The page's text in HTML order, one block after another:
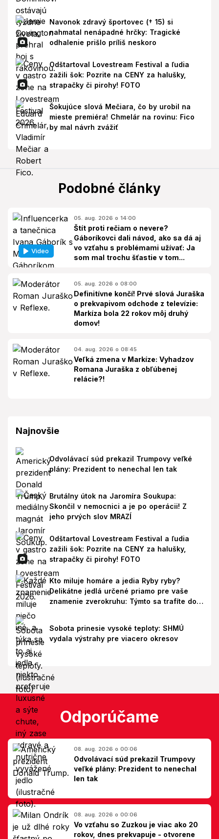
Navonok zdravý športovec († 15) si
nahmatal nenápadné hrčky: Tragické
odhalenie prišlo príliš neskoro
Odštartoval Lovestream Festival a ľudia
zažili šok: Pozrite na CENY za halušky,
strapačky či pirohy! FOTO
Šokujúce slová Mečiara, čo by urobil na
mieste premiéra! Chmelár na rovinu: Fico
by mal návrh zvážiť
Podobné články
Video
05. aug. 2026 o 14:00
Štít proti rečiam o nevere?
Gáboríkovci dali návod, ako sa dá aj
vo vzťahu s problémami užívať: Ja
som mal trochu šťastie v tom...
05. aug. 2026 o 08:00
Definitívne končí! Prvé slová Juraška
o prekvapivom odchode z televízie:
Markíza bola 22 rokov môj druhý
domov!
04. aug. 2026 o 08:45
Veľká zmena v Markíze: Vyhadzov
Romana Juraška z obľúbenej
relácie?!
Najnovšie
Odvolávací súd prekazil Trumpovy veľké
plány: Prezident to nenechal len tak
Brutálny útok na Jaromíra Soukupa:
Skončil v nemocnici a je po operácii! Z
jeho prvých slov MRAZÍ
Odštartoval Lovestream Festival a ľudia
zažili šok: Pozrite na CENY za halušky,
strapačky či pirohy! FOTO
Kto miluje homáre a jedia Ryby ryby?
Delikátne jedlá určené priamo pre vaše
znamenie zverokruhu: Týmto sa trafíte do
Sobota prinesie vysoké teploty: SHMÚ
vydala výstrahy pre viacero okresov
Odporúčame
08. aug. 2026 o 00:06
Odvolávací súd prekazil Trumpovy
veľké plány: Prezident to nenechal
len tak
08. aug. 2026 o 00:06
Vo vzťahu so Zuzkou je viac ako 20
rokov, dnes prekvapuje - otvorene